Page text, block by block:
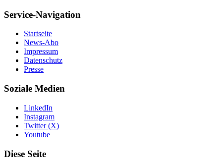
Service-Navigation
Startseite
News-Abo
Impressum
Datenschutz
Presse
Soziale Medien
LinkedIn
Instagram
Twitter (X)
Youtube
Diese Seite